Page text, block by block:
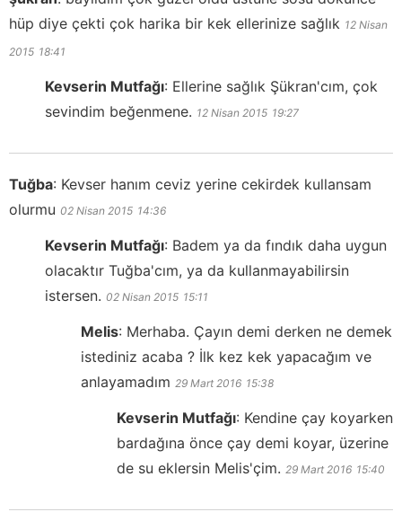
hüp diye çekti çok harika bir kek ellerinize sağlık 12 Nisan
2015 18:41
Kevserin Mutfağı: Ellerine sağlık Şükran'cım, çok
sevindim beğenmene. 12 Nisan 2015 19:27
Tuğba: Kevser hanım ceviz yerine cekirdek kullansam
olurmu 02 Nisan 2015 14:36
Kevserin Mutfağı: Badem ya da fındık daha uygun
olacaktır Tuğba'cım, ya da kullanmayabilirsin
istersen. 02 Nisan 2015 15:11
Melis: Merhaba. Çayın demi derken ne demek
istediniz acaba ? İlk kez kek yapacağım ve
anlayamadım 29 Mart 2016 15:38
Kevserin Mutfağı: Kendine çay koyarken
bardağına önce çay demi koyar, üzerine
de su eklersin Melis'çim. 29 Mart 2016 15:40